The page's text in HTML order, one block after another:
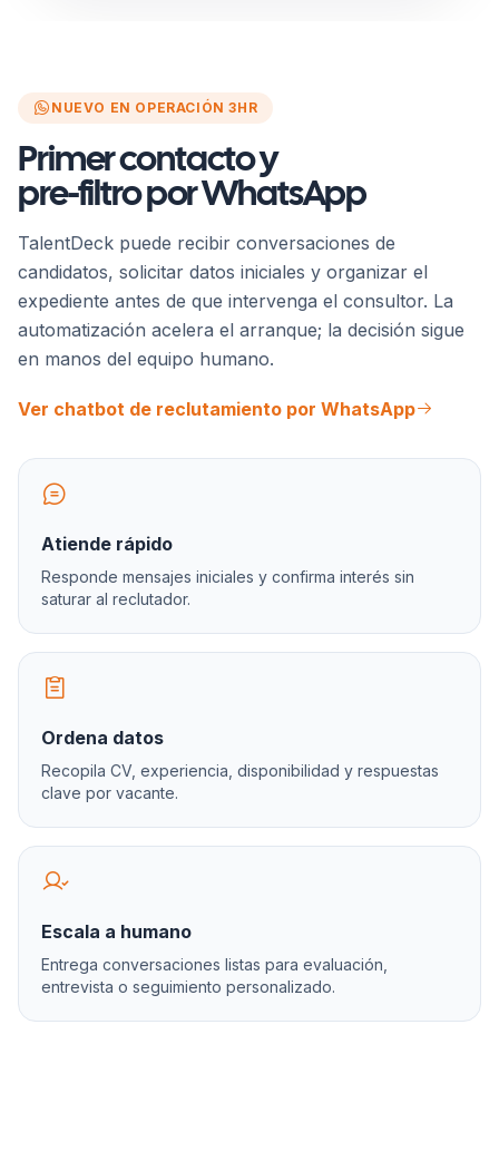
NUEVO EN OPERACIÓN 3HR
Primer contacto y
pre-filtro por WhatsApp
TalentDeck puede recibir conversaciones de
candidatos, solicitar datos iniciales y organizar el
expediente antes de que intervenga el consultor. La
automatización acelera el arranque; la decisión sigue
en manos del equipo humano.
Ver chatbot de reclutamiento por WhatsApp
Atiende rápido
Responde mensajes iniciales y confirma interés sin
saturar al reclutador.
Ordena datos
Recopila CV, experiencia, disponibilidad y respuestas
clave por vacante.
Escala a humano
Entrega conversaciones listas para evaluación,
entrevista o seguimiento personalizado.